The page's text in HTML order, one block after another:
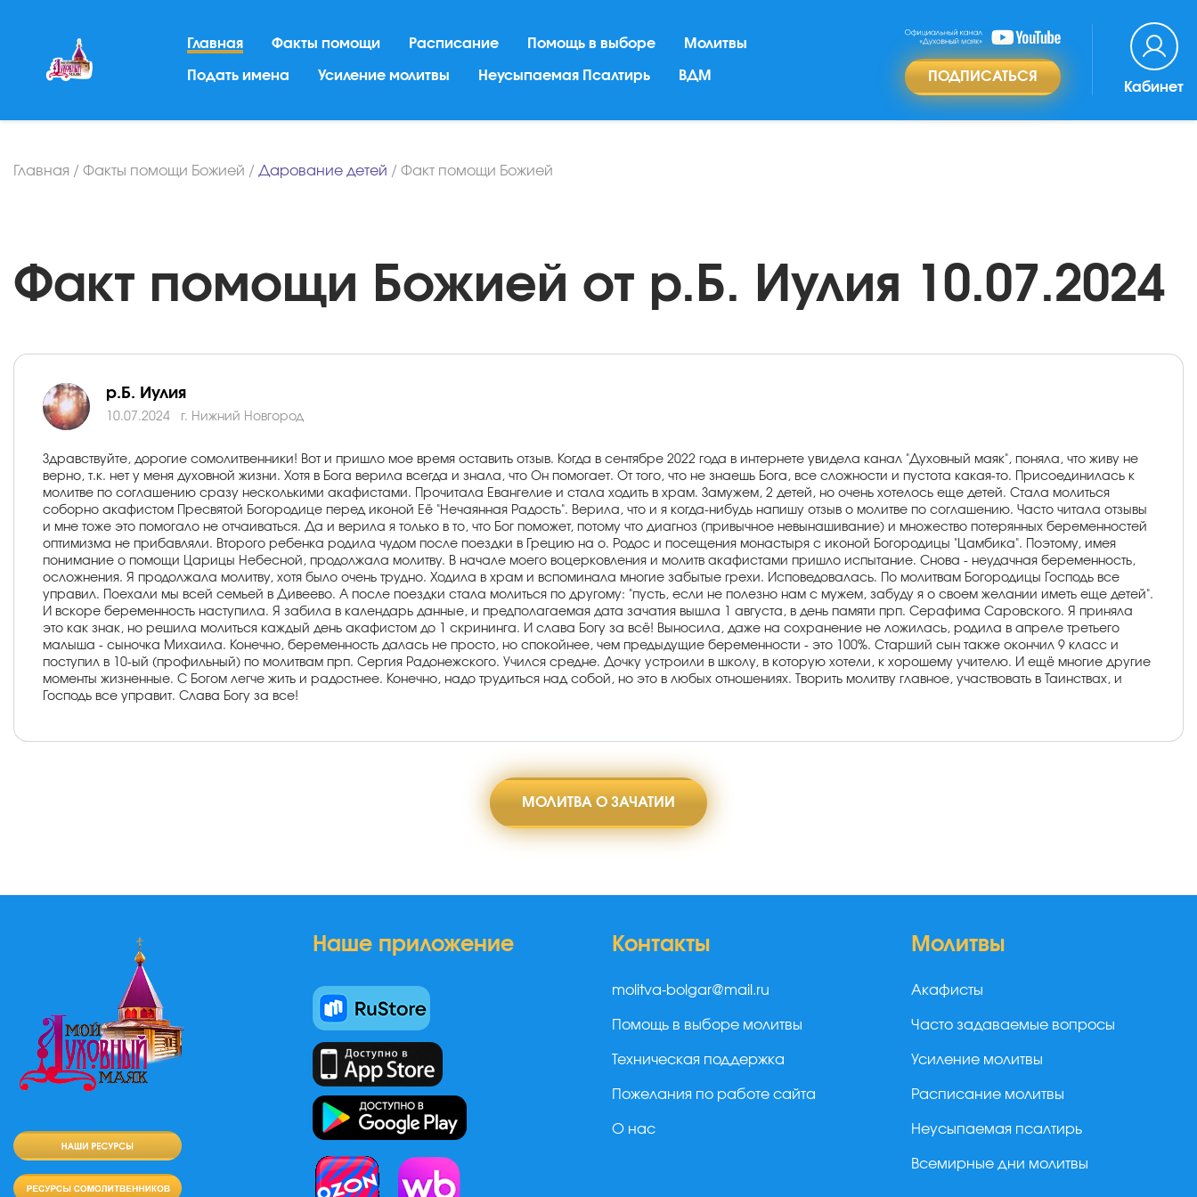
Главная Факты помощи Расписание Помощь в выборе Молитвы
Подать имена Усиление молитвы Неусыпаемая Псалтирь ВДМ ПОДПИСАТЬСЯ
Кабинет
Главная / Факты помощи Божией / Дарование детей / Факт помощи Божией
Факт помощи Божией от р.Б. Иулия 10.07.2024
р.Б. Иулия
10.07.2024 г. Нижний Новгород
Здравствуйте, дорогие сомолитвенники! Вот и пришло мое время оставить отзыв. Когда в сентябре 2022 года в интернете увидела канал "Духовный маяк", поняла, что живу не
верно, т.к. нет у меня духовной жизни. Хотя в Бога верила всегда и знала, что Он помогает. От того, что не знаешь Бога, все сложности и пустота какая-то. Присоединилась к
молитве по соглашению сразу несколькими акафистами. Прочитала Евангелие и стала ходить в храм. Замужем, 2 детей, но очень хотелось еще детей. Стала молиться
соборно акафистом Пресвятой Богородице перед иконой Её "Нечаянная Радость". Верила, что и я когда-нибудь напишу отзыв о молитве по соглашению. Часто читала отзывы
и мне тоже это помогало не отчаиваться. Да и верила я только в то, что Бог поможет, потому что диагноз (привычное невынашивание) и множество потерянных беременностей
оптимизма не прибавляли. Второго ребенка родила чудом после поездки в Грецию на о. Родос и посещения монастыря с иконой Богородицы "Цамбика". Поэтому, имея
понимание о помощи Царицы Небесной, продолжала молитву. В начале моего воцерковления и молитв акафистами пришло испытание. Снова - неудачная беременность,
осложнения. Я продолжала молитву, хотя было очень трудно. Ходила в храм и вспоминала многие забытые грехи. Исповедовалась. По молитвам Богородицы Господь все
управил. Поехали мы всей семьей в Дивеево. А после поездки стала молиться по другому: "пусть, если не полезно нам с мужем, забуду я о своем желании иметь еще детей".
И вскоре беременность наступила. Я забила в календарь данные, и предполагаемая дата зачатия вышла 1 августа, в день памяти прп. Серафима Саровского. Я приняла
это как знак, но решила молиться каждый день акафистом до 1 скрининга. И слава Богу за всё! Выносила, даже на сохранение не ложилась, родила в апреле третьего
малыша - сыночка Михаила. Конечно, беременность далась не просто, но спокойнее, чем предыдущие беременности - это 100%. Старший сын также окончил 9 класс и
поступил в 10-ый (профильный) по молитвам прп. Сергия Радонежского. Учился средне. Дочку устроили в школу, в которую хотели, к хорошему учителю. И ещё многие другие
моменты жизненные. С Богом легче жить и радостнее. Конечно, надо трудиться над собой, но это в любых отношениях. Творить молитву главное, участвовать в Таинствах, и
Господь все управит. Слава Богу за все!
МОЛИТВА О ЗАЧАТИИ
Наше приложение Контакты
molitva-bolgar@mail.ru
Помощь в выборе молитвы
Техническая поддержка
Пожелания по работе сайта
О нас
Молитвы
Акафисты
Часто задаваемые вопросы
Усиление молитвы
Расписание молитвы
Неусыпаемая псалтирь
Всемирные дни молитвы